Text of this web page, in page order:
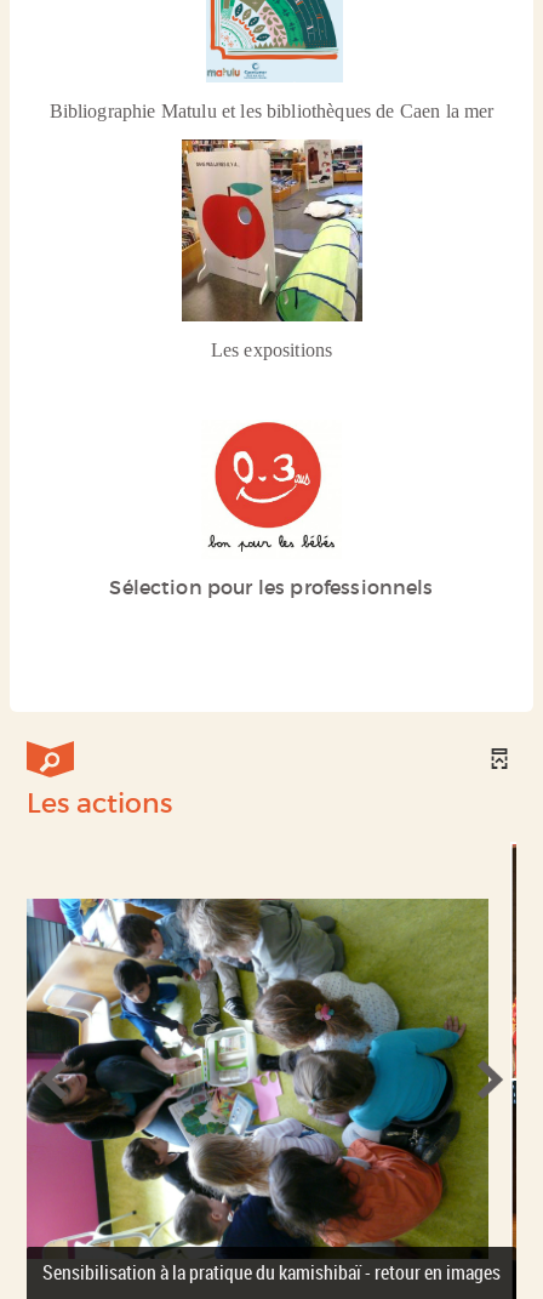
Bibliographie Matulu et les bibliothèques de Caen la mer
Les expositions
Sélection pour les professionnels
Les actions
Sensibilisation à la pratique du kamishibaï - retour en images